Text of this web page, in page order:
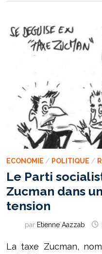
ECONOMIE / POLITIQUE /
Le Parti
Zucman dans
tension
par Etienne Aazzab
La taxe Zucman,